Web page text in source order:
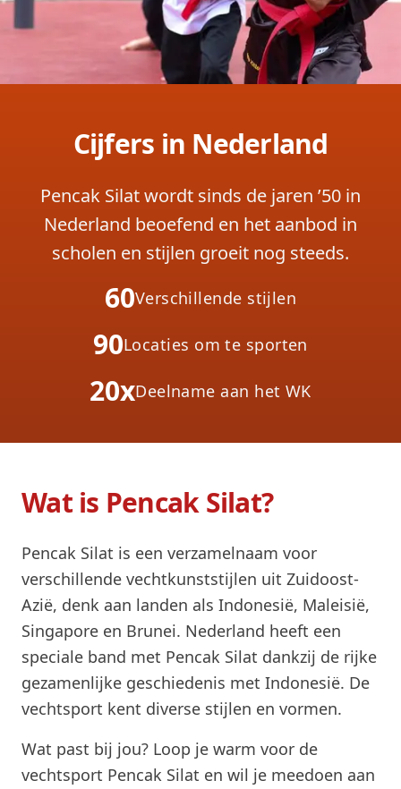
Cijfers in Nederland
Pencak Silat wordt sinds de jaren ’50 in
Nederland beoefend en het aanbod in
scholen en stijlen groeit nog steeds.
60Verschillende stijlen
90Locaties om te sporten
20xDeelname aan het WK
Wat is Pencak Silat?
Pencak Silat is een verzamelnaam voor
verschillende vechtkunststijlen uit Zuidoost-
Azië, denk aan landen als Indonesië, Maleisië,
Singapore en Brunei. Nederland heeft een
speciale band met Pencak Silat dankzij de rijke
gezamenlijke geschiedenis met Indonesië. De
vechtsport kent diverse stijlen en vormen.
Wat past bij jou? Loop je warm voor de
vechtsport Pencak Silat en wil je meedoen aan